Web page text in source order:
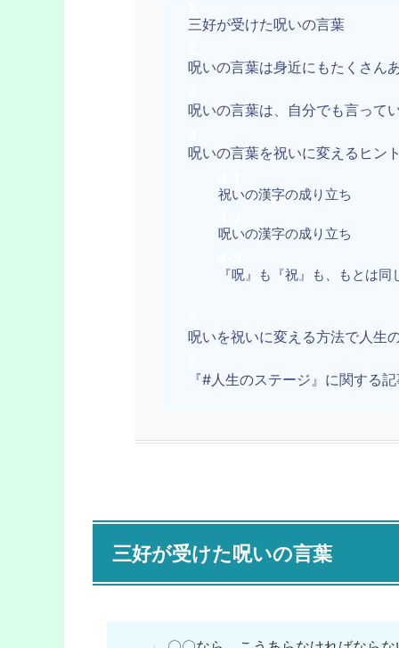
三好が受けた呪いの言葉
呪いの言葉は身近にもたくさん
呪いの言葉は、自分でも言って
呪いの言葉を祝いに変えるヒン
祝いの漢字の成り立ち
呪いの漢字の成り立ち
『呪』も『祝』も、もとは同
呪いを祝いに変える方法で人生
『#人生のステージ』に関する
三好が受けた呪いの言葉